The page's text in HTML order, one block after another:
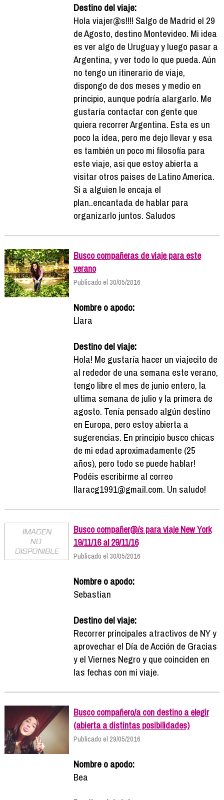
Destino del viaje:
Hola viajer@s!!!! Salgo de Madrid el 29
de Agosto, destino Montevideo. Mi idea
es ver algo de Uruguay y luego pasar a
Argentina, y ver todo lo que pueda. Aún
no tengo un itinerario de viaje,
dispongo de dos meses y medio en
principio, aunque podría alargarlo. Me
gustaría contactar con gente que
quiera recorrer Argentina. Esta es un
poco la idea, pero me dejo llevar y esa
es también un poco mi filosofía para
este viaje, asi que estoy abierta a
visitar otros paises de Latino America.
Si a alguien le encaja el
plan..encantada de hablar para
organizarlo juntos. Saludos
Busco compañeras de viaje para este
verano
Publicado el 30/05/2016
Nombre o apodo:
Llara
Destino del viaje:
Hola! Me gustaría hacer un viajecito de
al rededor de una semana este verano,
tengo libre el mes de junio entero, la
ultima semana de julio y la primera de
agosto. Tenía pensado algún destino
en Europa, pero estoy abierta a
sugerencias. En principio busco chicas
de mi edad aproximadamente (25
años), pero todo se puede hablar!
Podéis escribirme al correo
llaracg1991@gmail.com. Un saludo!
Busco compañer@/s para viaje New York
19/11/16 al 29/11/16
Publicado el 30/05/2016
Nombre o apodo:
Sebastian
Destino del viaje:
Recorrer principales atractivos de NY y
aprovechar el Día de Acción de Gracias
y el Viernes Negro y que coinciden en
las fechas con mi viaje.
Busco compañero/a con destino a elegir
(abierta a distintas posibilidades)
Publicado el 29/05/2016
Nombre o apodo:
Bea